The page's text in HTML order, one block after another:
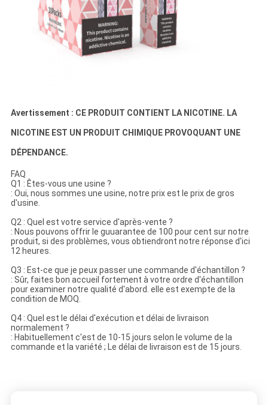
Avertissement : CE PRODUIT CONTIENT LA NICOTINE. LA
NICOTINE EST UN PRODUIT CHIMIQUE PROVOQUANT UNE
DÉPENDANCE.
FAQ
Q1 : Êtes-vous une usine ?
: Oui, nous sommes une usine, notre prix est le prix de gros
d'usine.
Q2 : Quel est votre service d'après-vente ?
: Nous pouvons offrir le guuarantee de 100 pour cent sur notre
produit, si des problèmes, vous obtiendront notre réponse d'ici
12 heures.
Q3 : Est-ce que je peux passer une commande d'échantillon ?
: Sûr, faites bon accueil fortement à votre ordre d'échantillon
pour examiner notre qualité d'abord. elle est exempte de la
condition de MOQ.
Q4 : Quel est le délai d'exécution et délai de livraison
normalement ?
: Habituellement c'est de 10-15 jours selon le volume de la
commande et la variété ; Le délai de livraison est de 15 jours.